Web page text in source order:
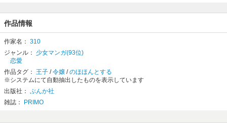
作品情報
作家名： 310
ジャンル： 少女マンガ(93位)
恋愛
作品タグ： 王子 /令嬢 /のほほんとする
※システムにて自動抽出したものを表示しています
出版社： ぶんか社
雑誌：
PRIMO